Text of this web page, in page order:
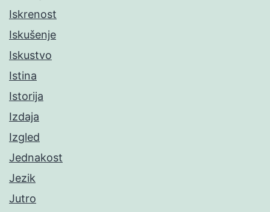
Iskrenost
Iskušenje
Iskustvo
Istina
Istorija
Izdaja
Izgled
Jednakost
Jezik
Jutro